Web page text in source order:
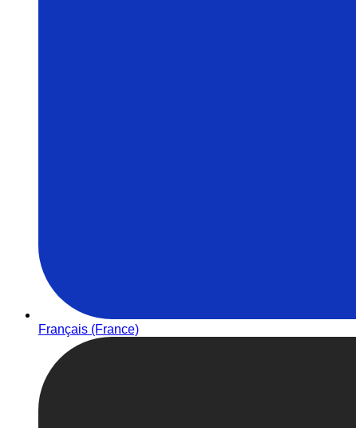
Français (France)